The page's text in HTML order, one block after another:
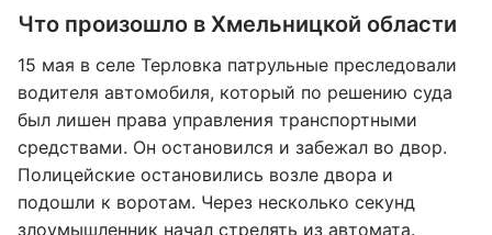
Что произошло в Хмельницкой области
15 мая в селе Терловка патрульные преследовали
водителя автомобиля, который по решению суда
был лишен права управления транспортными
средствами. Он остановился и забежал во двор.
Полицейские остановились возле двора и
подошли к воротам. Через несколько секунд
злоумышленник начал стрелять из автомата.